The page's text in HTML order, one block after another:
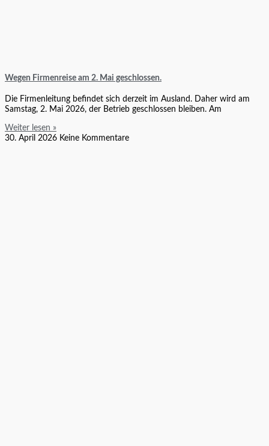
Wegen Firmenreise am 2. Mai geschlossen.
Die Firmenleitung befindet sich derzeit im Ausland. Daher wird am
Samstag, 2. Mai 2026, der Betrieb geschlossen bleiben. Am
Weiter lesen »
30. April 2026 Keine Kommentare